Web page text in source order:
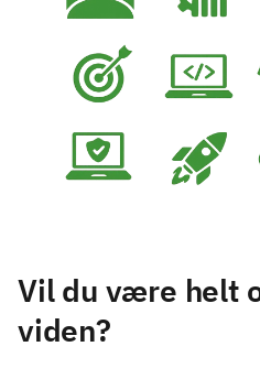
Vil du være helt
viden?